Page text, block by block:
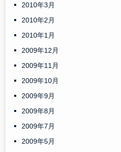
2010年3月
2010年2月
2010年1月
2009年12月
2009年11月
2009年10月
2009年9月
2009年8月
2009年7月
2009年5月